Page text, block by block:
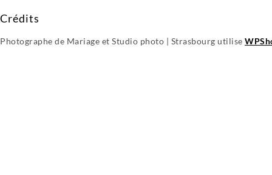
Crédits
Photographe de Mariage et Studio photo | Strasbourg utilise